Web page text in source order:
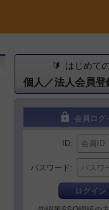
はじめて
個人／法人会員登
lock 会員ログ
ID
パスワード
ログイン